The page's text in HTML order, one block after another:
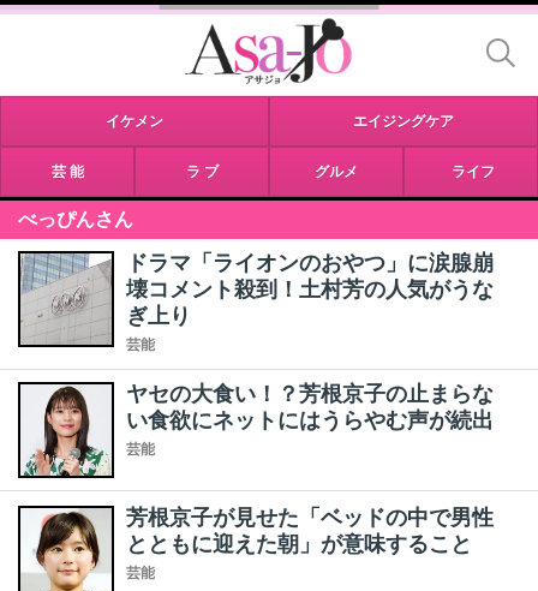
イケメン エイジングケア
芸 能 ラ ブ グルメ ライフ
べっぴんさん
ドラマ「ライオンのおやつ」に涙腺崩
壊コメント殺到！土村芳の人気がうな
ぎ上り
芸能
ヤセの大食い！？芳根京子の止まらな
い食欲にネットにはうらやむ声が続出
芸能
芳根京子が見せた「ベッドの中で男性
とともに迎えた朝」が意味すること
芸能